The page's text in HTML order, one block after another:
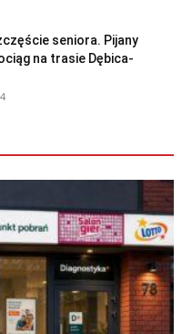
seniora. Pijany
na trasie Dębica-